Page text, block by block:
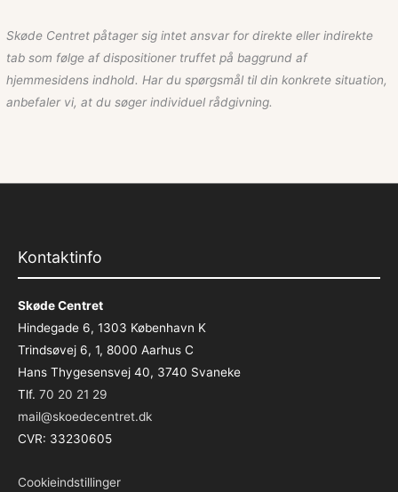
Skøde Centret påtager sig intet ansvar for direkte eller indirekte
tab som følge af dispositioner truffet på baggrund af
hjemmesidens indhold. Har du spørgsmål til din konkrete situation,
anbefaler vi, at du søger individuel rådgivning.
Kontaktinfo
Skøde Centret
Hindegade 6, 1303 København K
Trindsøvej 6, 1, 8000 Aarhus C
Hans Thygesensvej 40, 3740 Svaneke
Tlf. 70 20 21 29
mail@skoedecentret.dk
CVR: 33230605
Cookieindstillinger